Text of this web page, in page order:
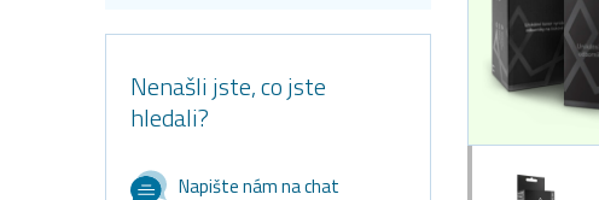
Nenašli jste, co jste
hledali?
Napište nám na chat